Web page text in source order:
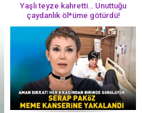
Yaşlı teyze kahretti… Unuttuğu
çaydanlık öl*üme götürdü!